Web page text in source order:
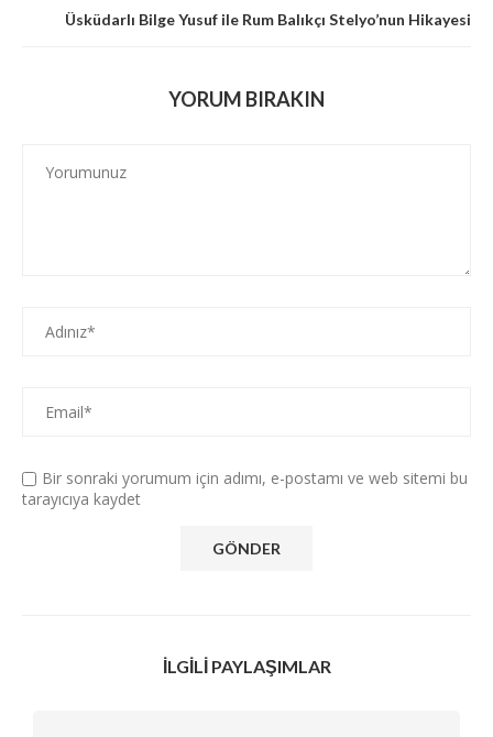
Üsküdarlı Bilge Yusuf ile Rum Balıkçı Stelyo’nun Hikayesi
YORUM BIRAKIN
Bir sonraki yorumum için adımı, e-postamı ve web sitemi bu
tarayıcıya kaydet
İLGILI PAYLAŞIMLAR